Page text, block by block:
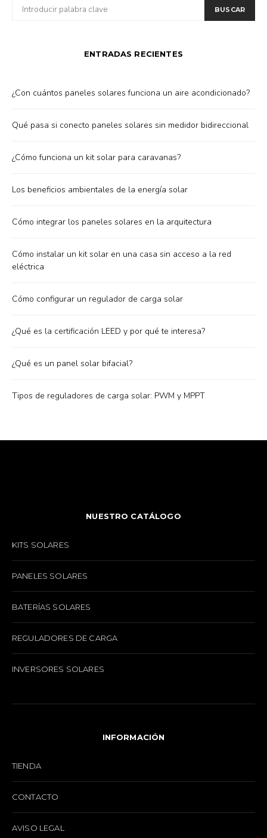
POR:
BUSCAR
ENTRADAS RECIENTES
¿Con cuántos paneles solares funciona un aire acondicionado?
Qué pasa si conecto paneles solares sin medidor bidireccional
¿Cómo funciona un kit solar para caravanas?
Los beneficios ambientales de la energía solar
Cómo integrar los paneles solares en la arquitectura
Cómo instalar un kit solar en una casa sin acceso a la red
eléctrica
Cómo configurar un regulador de carga solar
¿Qué es la certificación LEED y por qué te interesa?
¿Qué es un panel solar bifacial?
Tipos de reguladores de carga solar: PWM y MPPT
NUESTRO CATÁLOGO
KITS SOLARES
PANELES SOLARES
BATERÍAS SOLARES
REGULADORES DE CARGA
INVERSORES SOLARES
INFORMACIÓN
TIENDA
CONTACTO
AVISO LEGAL